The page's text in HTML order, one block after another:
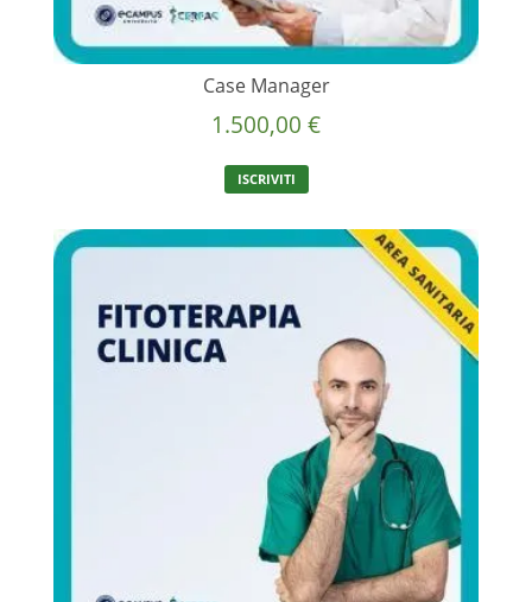
Case Manager
1.500,00 €
ISCRIVITI